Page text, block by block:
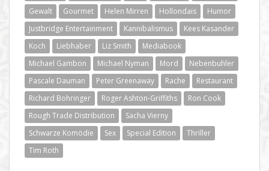
Gewalt
Gourmet Helen Mirren Hollondais
Humor
Justbridge Entertainment
Kannibalismus
Kees Kasander
Koch
Liebhaber Liz Smith
Mediabook
Michael Gambon
Michael Nyman Mord
Nebenbuhler
Pascale Dauman
Peter Greenaway Rache
Restaurant
Richard Bohringer
Roger Ashton-Griffiths
Ron Cook
Rough Trade Distribution
Sacha Vierny
Schwarze Komödie
Sex Special Edition
Thriller
Tim Roth